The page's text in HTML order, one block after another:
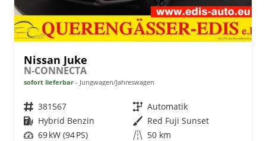
Nissan Juke
N-CONNECTA
sofort lieferbar Jungwagen/Jahreswagen
Fahrzeugnr. 381567 Getriebe Automatik
Kraftstoff Hybrid Benzin Außenfarbe Red Fuji Sunset
Leistung 69 kW (94 PS) Kilometerstand 50 km